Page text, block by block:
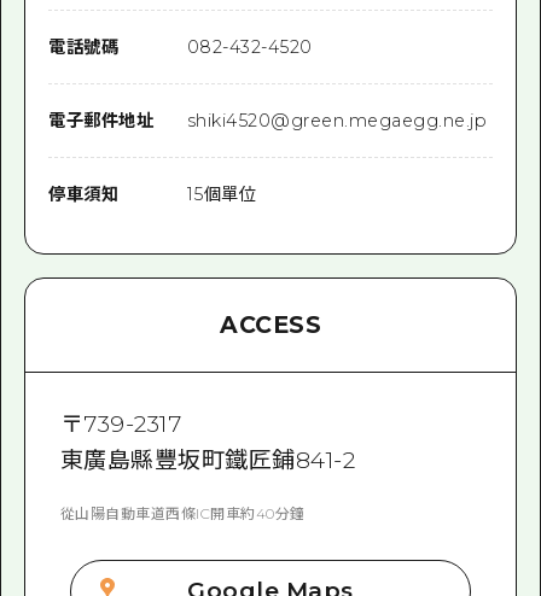
電話號碼 082-432-4520
電子郵件地址 shiki4520@green.megaegg.ne.jp
停車須知 15個單位
ACCESS
〒739-2317
東廣島縣豐坂町鐵匠鋪841-2
從山陽自動車道西條IC開車約40分鐘